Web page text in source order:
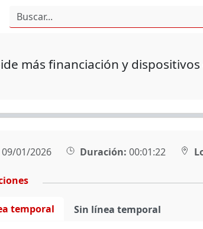
más financiación y
09/01/2026 Duración: 00:01:22
temporal Sin línea temporal